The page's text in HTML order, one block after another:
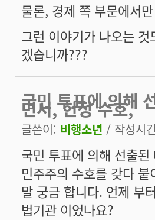
물론, 경제 쪽 부문에서
그런 이야기가 나오는
겠습니까???
국민 투표에 의해
면서, 헌정 수호,
글쓴이: 비행소년 / 작성시
국민 투표에 의해 선출
민주주의 수호를 갖다
말 궁금 합니다. 언제 부
법기관 이었나요?